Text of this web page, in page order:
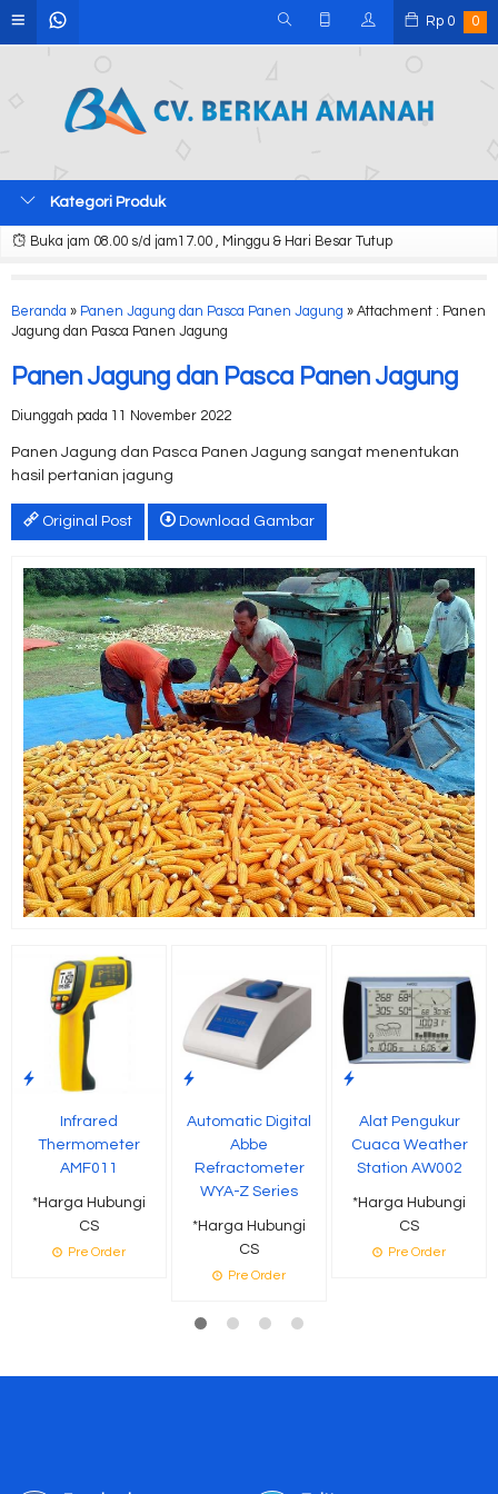
Rp 0 0
Kategori Produk
Buka jam 08.00 s/d jam17.00 , Minggu & Hari Besar Tutup
Beranda » Panen Jagung dan Pasca Panen Jagung » Attachment : Panen
Jagung dan Pasca Panen Jagung
Panen Jagung dan Pasca Panen Jagung
Diunggah pada 11 November 2022
Panen Jagung dan Pasca Panen Jagung sangat menentukan
hasil pertanian jagung
Original Post Download Gambar
Infrared
Thermometer
AMF011
*Harga Hubungi
CS
Pre Order
Automatic Digital
Abbe
Refractometer
WYA-Z Series
*Harga Hubungi
CS
Pre Order
Alat Pengukur
Cuaca Weather
Station AW002
*Harga Hubungi
CS
Pre Order